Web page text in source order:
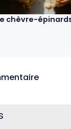
chèvre-